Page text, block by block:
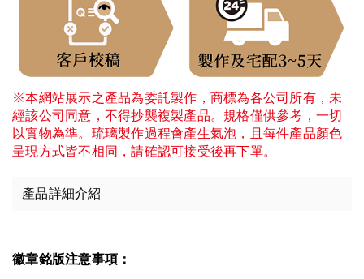
※本網站展示之產品為委託製作，商標為各公司所有，未
經該公司同意，不得抄襲複製產品。規格僅供參考，一切
以實物為準。琉璃製作過程會產生氣泡，且每件產品顏色
呈現方式皆不相同，請確認可接受後再下單。
產品詳細介紹
徽章銘版注意事項：